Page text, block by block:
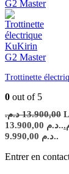
Trottinette
0 out of 5
13.900,00 د.م.
13.900,00 د.م..
9.990,00 د.م..
Entrer en